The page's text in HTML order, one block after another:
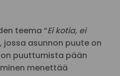
teema “Ei kotia, ei
jossa asunnon puute on
puuttumista pään
menettää